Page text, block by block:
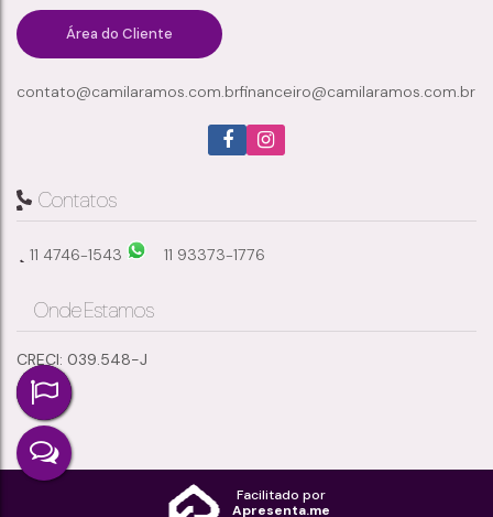
2 1 1
50m²
Área do Cliente
contato@camilaramos.com.brfinanceiro@camilaramos.com.br
Contatos
11 4746-1543 11 93373-1776
Onde Estamos
CRECI: 039.548-J